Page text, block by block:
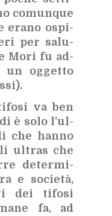
co­mun­que
era­no ospi­
per sa­lu­
Mori fu ad­
og­get­to
va ben
è solo l’ul­
che han­no
ul­tras che
de­ter­mi­
e so­cie­tà,
dei ti­fo­si
fa, ad